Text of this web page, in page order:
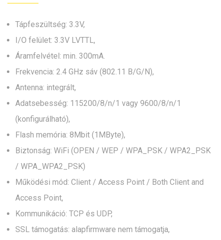
Tápfeszültség: 3.3V,
I/O felület: 3.3V LVTTL,
Áramfelvétel: min. 300mA.
Frekvencia: 2.4 GHz sáv (802.11 B/G/N),
Antenna: integrált,
Adatsebesség: 115200/8/n/1 vagy 9600/8/n/1
(konfigurálható),
Flash memória: 8Mbit (1MByte),
Biztonság: WiFi (OPEN / WEP / WPA_PSK / WPA2_PSK
/ WPA_WPA2_PSK)
Működési mód: Client / Access Point / Both Client and
Access Point,
Kommunikáció: TCP és UDP,
SSL támogatás: alapfirmware nem támogatja,